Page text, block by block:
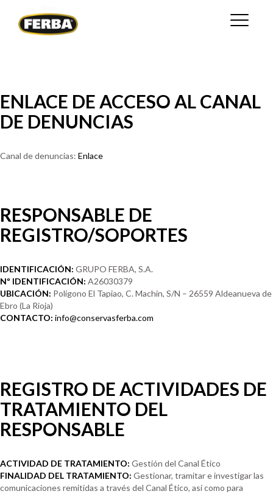
contenido
ENLACE DE ACCESO AL CANAL
DE DENUNCIAS
Canal de denuncias: Enlace
RESPONSABLE DE
REGISTRO/SOPORTES
IDENTIFICACIÓN: GRUPO FERBA, S.A.
Nº IDENTIFICACIÓN: A26030379
UBICACIÓN: Polígono El Tapiao, C. Machin, S/N – 26559 Aldeanueva de
Ebro (La Rioja)
CONTACTO: info@conservasferba.com
REGISTRO DE ACTIVIDADES DE
TRATAMIENTO DEL
RESPONSABLE
ACTIVIDAD DE TRATAMIENTO: Gestión del Canal Ético
FINALIDAD DEL TRATAMIENTO: Gestionar, tramitar e investigar las
comunicaciones remitidas a través del Canal Ético, así como para